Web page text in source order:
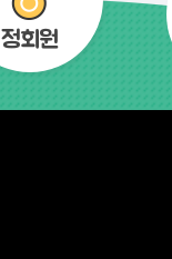
정회원